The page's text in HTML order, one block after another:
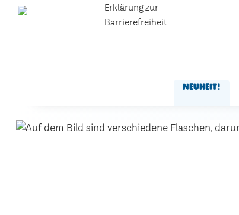
Erklärung zur
Barrierefreiheit
Neuheit!